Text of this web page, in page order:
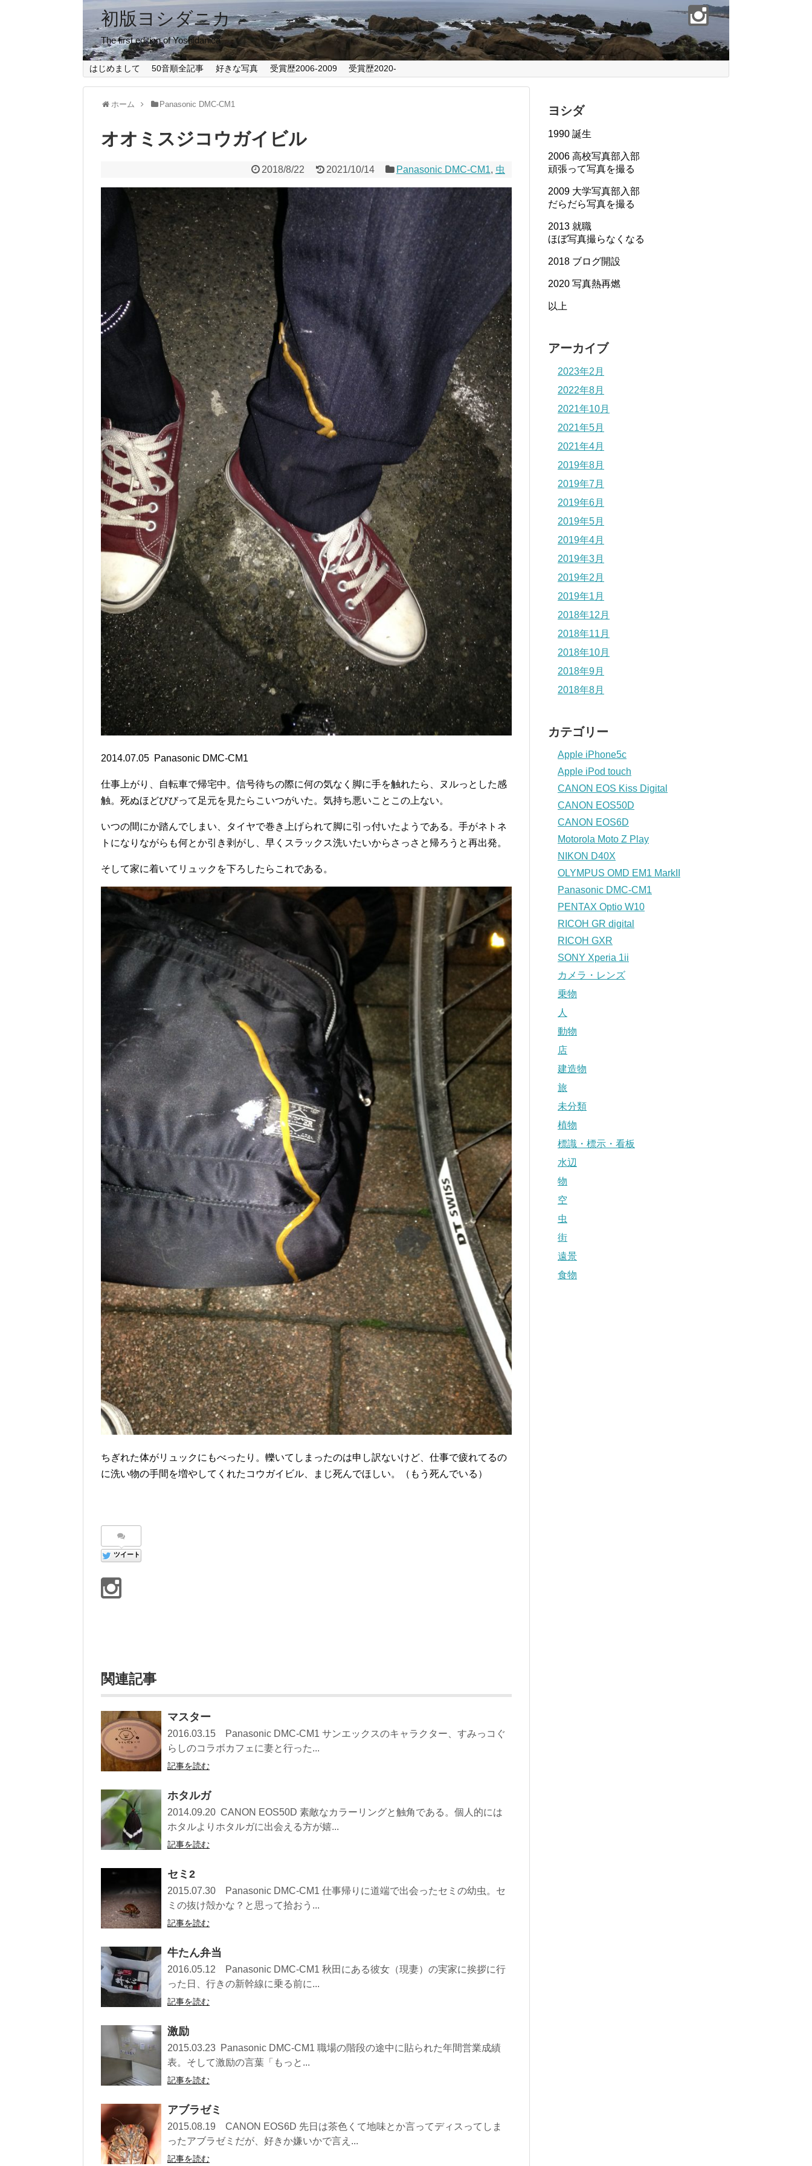
初版ヨシダニカ
The first edition of Yoshidanica
はじめまして 50音順全記事 好きな写真 受賞歴2006-2009 受賞歴2020-
ホーム Panasonic DMC-CM1
オオミスジコウガイビル
2018/8/22 2021/10/14 Panasonic DMC-CM1, 虫
2014.07.05 Panasonic DMC-CM1
仕事上がり、自転車で帰宅中。信号待ちの際に何の気なく脚に手を触れたら、ヌルっとした感
触。死ぬほどびびって足元を見たらこいつがいた。気持ち悪いことこの上ない。
いつの間にか踏んでしまい、タイヤで巻き上げられて脚に引っ付いたようである。手がネトネ
トになりながらも何とか引き剥がし、早くスラックス洗いたいからさっさと帰ろうと再出発。
そして家に着いてリュックを下ろしたらこれである。
ちぎれた体がリュックにもべったり。轢いてしまったのは申し訳ないけど、仕事で疲れてるの
に洗い物の手間を増やしてくれたコウガイビル、まじ死んでほしい。（もう死んでいる）
ツイート
関連記事
マスター
2016.03.15 Panasonic DMC-CM1 サンエックスのキャラクター、すみっコぐ
らしのコラボカフェに妻と行った...
記事を読む
ホタルガ
2014.09.20 CANON EOS50D 素敵なカラーリングと触角である。個人的には
ホタルよりホタルガに出会える方が嬉...
記事を読む
セミ2
2015.07.30 Panasonic DMC-CM1 仕事帰りに道端で出会ったセミの幼虫。セ
ミの抜け殻かな？と思って拾おう...
記事を読む
牛たん弁当
2016.05.12 Panasonic DMC-CM1 秋田にある彼女（現妻）の実家に挨拶に行
った日、行きの新幹線に乗る前に...
記事を読む
激励
2015.03.23 Panasonic DMC-CM1 職場の階段の途中に貼られた年間営業成績
表。そして激励の言葉「もっと...
記事を読む
アブラゼミ
2015.08.19 CANON EOS6D 先日は茶色くて地味とか言ってディスってしま
ったアブラゼミだが、好きか嫌いかで言え...
記事を読む
ヨシダ
1990 誕生
2006 高校写真部入部
頑張って写真を撮る
2009 大学写真部入部
だらだら写真を撮る
2013 就職
ほぼ写真撮らなくなる
2018 ブログ開設
2020 写真熱再燃
以上
アーカイブ
2023年2月
2022年8月
2021年10月
2021年5月
2021年4月
2019年8月
2019年7月
2019年6月
2019年5月
2019年4月
2019年3月
2019年2月
2019年1月
2018年12月
2018年11月
2018年10月
2018年9月
2018年8月
カテゴリー
Apple iPhone5c
Apple iPod touch
CANON EOS Kiss Digital
CANON EOS50D
CANON EOS6D
Motorola Moto Z Play
NIKON D40X
OLYMPUS OMD EM1 MarkII
Panasonic DMC-CM1
PENTAX Optio W10
RICOH GR digital
RICOH GXR
SONY Xperia 1ii
カメラ・レンズ
乗物
人
動物
店
建造物
旅
未分類
植物
標識・標示・看板
水辺
物
空
虫
街
遠景
食物